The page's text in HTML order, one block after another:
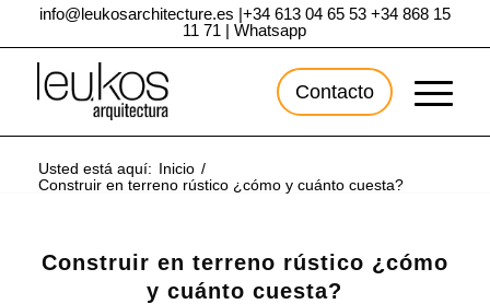
info@leukosarchitecture.es |+34 613 04 65 53 +34 868 15
11 71 |Whatsapp
Contacto
Usted está aquí: Inicio /
Construir en terreno rústico ¿cómo y cuánto cuesta?
Construir en terreno rústico ¿cómo
y cuánto cuesta?